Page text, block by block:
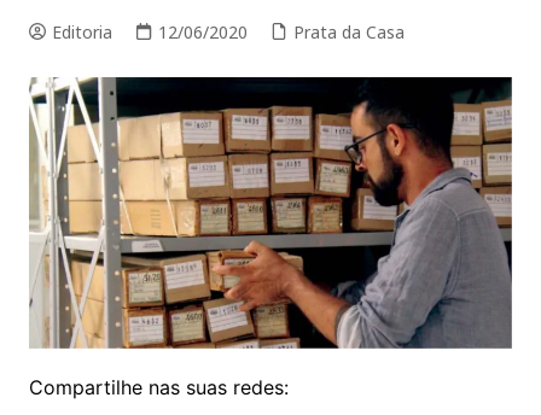
Editoria 12/06/2020 Prata da Casa
Compartilhe nas suas redes: